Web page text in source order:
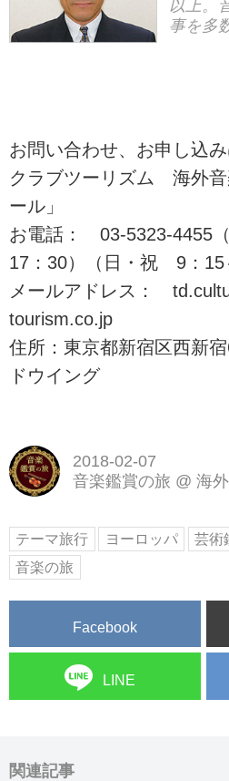
以上。
事を多
お問い合わせ、お申し込み
クラブツーリズム 海外音
ール」
お電話： 03-5323-4455
17：30）（日・祝 9：15
メールアドレス：
tourism.co.jp
住所：東京都新宿区西新
ドウイング
2018-02-07
音楽鑑賞の旅 @ 海
テーマ旅行 ヨーロッパ 芸術
音楽の旅
Facebook
LINE
関連記事